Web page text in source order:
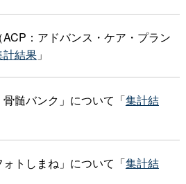
：アドバンス・ケア・プラン
計結果」
髄バンク」について「集計結
トしまね」について「集計結